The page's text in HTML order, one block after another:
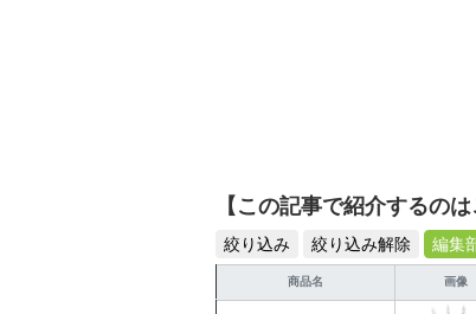
【この記事で紹介するのは
絞り込み 絞り込み解除 編集
商品名 画像